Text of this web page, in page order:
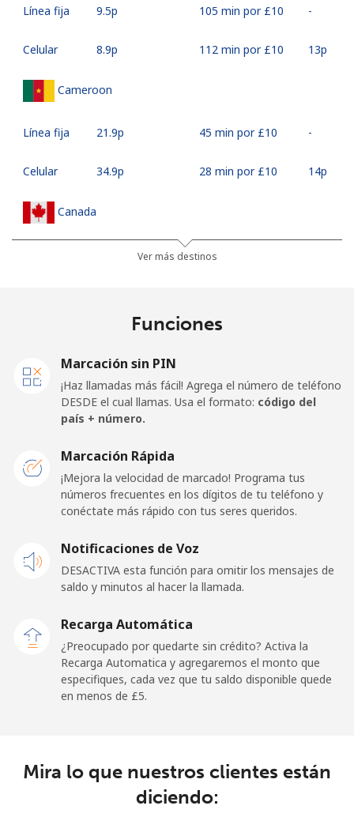
Línea fija ⁦9.5p⁩ 105 min por ⁦£10⁩ -
Celular ⁦8.9p⁩ 112 min por ⁦£10⁩ ⁦13p⁩
Cameroon
Línea fija ⁦21.9p⁩ 45 min por ⁦£10⁩ -
Celular ⁦34.9p⁩ 28 min por ⁦£10⁩ ⁦14p⁩
Canada
833 min por ⁦£10⁩
⁦25.9p⁩ 38 min por ⁦£10⁩ ⁦13p⁩
Línea fija ⁦13.5p⁩ 74 min por ⁦£10⁩
⁦14.9p⁩ 67 min por ⁦£10⁩
Cayman Islands
Celular ⁦17.5p⁩
Central African Republic
Ver más destinos
Funciones
Marcación sin PIN
¡Haz llamadas más fácil! Agrega el número de teléfono
DESDE el cual llamas. Usa el formato: código del
país + número.
Marcación Rápida
¡Mejora la velocidad de marcado! Programa tus
números frecuentes en los dígitos de tu teléfono y
conéctate más rápido con tus seres queridos.
Notificaciones de Voz
DESACTIVA esta función para omitir los mensajes de
saldo y minutos al hacer la llamada.
Recarga Automática
¿Preocupado por quedarte sin crédito? Activa la
Recarga Automatica y agregaremos el monto que
especifiques, cada vez que tu saldo disponible quede
en menos de ⁦£5⁩.
Mira lo que nuestros clientes están
diciendo: